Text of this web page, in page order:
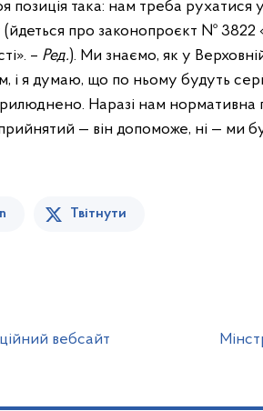
позиція така: нам треба рухатися
(йдеться про законопроєкт №
– Ред.). Ми знаємо, як у
і я думаю, що по ньому будуть
Наразі нам нормативна
— він допоможе, ні — ми
Твітнути
вебсайт